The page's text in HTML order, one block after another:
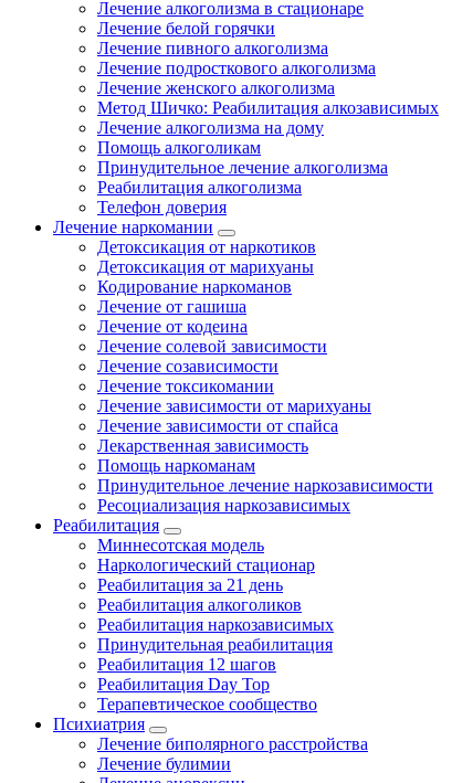
Лечение алкоголизма в стационаре
Лечение белой горячки
Лечение пивного алкоголизма
Лечение подросткового алкоголизма
Лечение женского алкоголизма
Метод Шичко: Реабилитация алкозависимых
Лечение алкоголизма на дому
Помощь алкоголикам
Принудительное лечение алкоголизма
Реабилитация алкоголизма
Телефон доверия
Лечение наркомании
Детоксикация от наркотиков
Детоксикация от марихуаны
Кодирование наркоманов
Лечение от гашиша
Лечение от кодеина
Лечение солевой зависимости
Лечение созависимости
Лечение токсикомании
Лечение зависимости от марихуаны
Лечение зависимости от спайса
Лекарственная зависимость
Помощь наркоманам
Принудительное лечение наркозависимости
Ресоциализация наркозависимых
Реабилитация
Миннесотская модель
Наркологический стационар
Реабилитация за 21 день
Реабилитация алкоголиков
Реабилитация наркозависимых
Принудительная реабилитация
Реабилитация 12 шагов
Реабилитация Day Top
Терапевтическое сообщество
Психиатрия
Лечение биполярного расстройства
Лечение булимии